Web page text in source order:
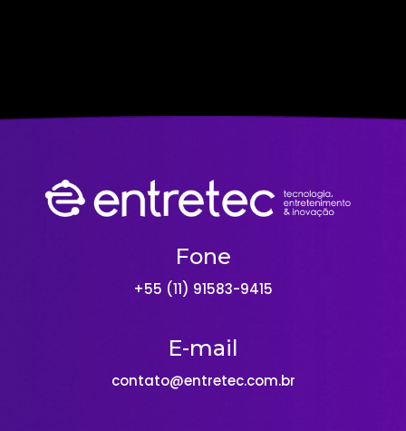
Fone
+55 (11) 91583-9415
E-mail
contato@entretec.com.br